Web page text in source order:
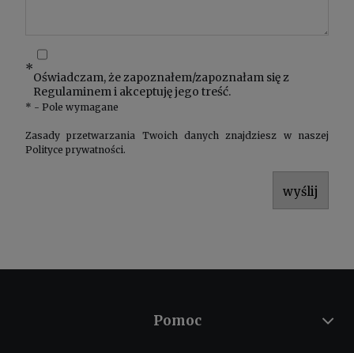
*
Oświadczam, że zapoznałem/zapoznałam się z
Regulaminem i akceptuję jego treść.
* - Pole wymagane
Zasady przetwarzania Twoich danych znajdziesz w naszej
Polityce prywatności.
wyślij
Pomoc